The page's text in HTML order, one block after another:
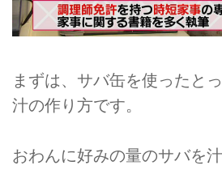
まずは、サバ缶を使ったと
汁の作り方です。
おわんに好みの量のサバを